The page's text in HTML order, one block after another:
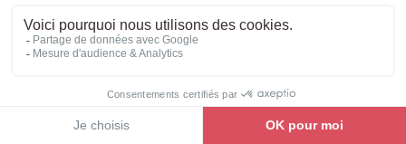
les espaces jour. Les 2 mètres de hauteur en cellule
vous garantissent un bel espace intérieur,
Une circulation aisée dans le véhicule : on peut se
croiser dans toute la cellule.